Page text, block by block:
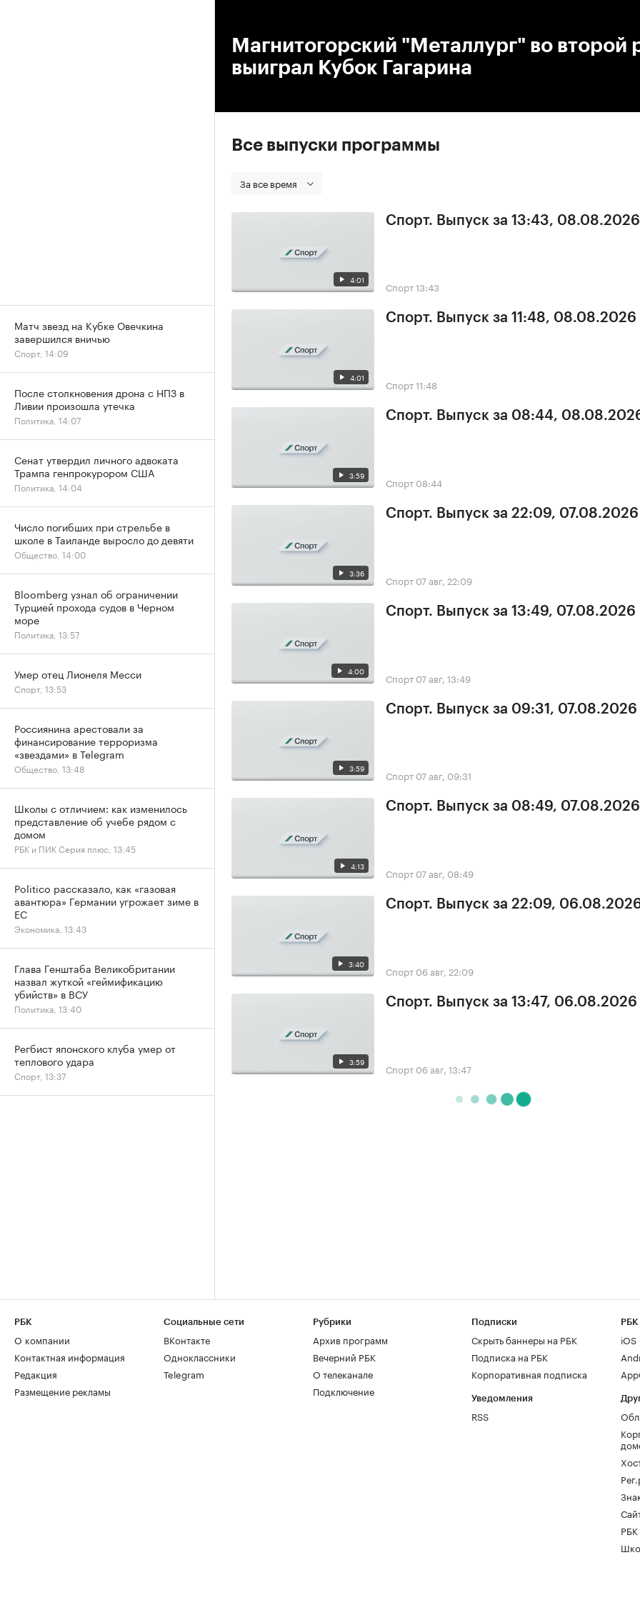
Магнитогорский "Металлург" во второй
выиграл Кубок Гагарина
Все выпуски программы
За все время
4:01
Спорт. Выпуск за 13:43, 08.08.2026
Спорт13:43
4:01
Спорт. Выпуск за 11:48, 08.08.2026
Спорт11:48
3:59
Спорт. Выпуск за 08:44,
Спорт 08:44
3:36
Спорт. Выпуск за 22:09, 07.08.2026
Спорт 07 авг, 22:09
4:00
Спорт. Выпуск за 13:49, 07.08.2026
Спорт 07 авг, 13:49
3:59
Спорт. Выпуск за 09:31, 07.08.2026
Спорт 07 авг, 09:31
4:13
Спорт. Выпуск за 08:49, 07.08.2026
Спорт 07 авг, 08:49
3:40
Спорт. Выпуск за 22:09,
Спорт 06 авг, 22:09
3:59
Спорт. Выпуск за 13:47, 06.08.2026
Спорт 06 авг, 13:47
Матч звезд на Кубке Овечкина
завершился вничью
Спорт, 14:09
После столкновения дрона с НПЗ в
Ливии произошла утечка
Политика, 14:07
Сенат утвердил личного адвоката
Трампа генпрокурором США
Политика, 14:04
Число погибших при стрельбе в
школе в Таиланде выросло до девяти
Общество, 14:00
Bloomberg узнал об ограничении
Турцией прохода судов в Черном
море
Политика, 13:57
Умер отец Лионеля Месси
Спорт, 13:53
Россиянина арестовали за
финансирование терроризма
«звездами» в Telegram
Общество, 13:48
Школы с отличием: как изменилось
представление об учебе рядом с
домом
РБК и ПИК Серия плюс, 13:45
Politico рассказало, как «газовая
авантюра» Германии угрожает зиме в
ЕС
Экономика, 13:43
Глава Генштаба Великобритании
назвал жуткой «геймификацию
убийств» в ВСУ
Политика, 13:40
Регбист японского клуба умер от
теплового удара
Спорт, 13:37
РБК
О компании
Контактная информация
Редакция
Размещение рекламы
Социальные сети
ВКонтакте
Одноклассники
Telegram
Рубрики
Архив программ
Вечерний РБК
О телеканале
Подключение
Подписки
Скрыть баннеры на РБК
Подписка на РБК
Корпоративная подписка
Уведомления
RSS
РБК
iOS